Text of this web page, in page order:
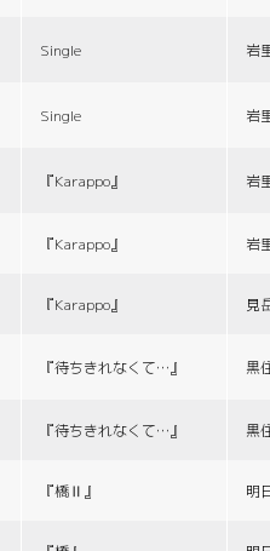
Single 岩
Single 岩
『Karappo』 岩
『Karappo』 岩
『Karappo』 見
『待ちきれなくて…』 黒
『待ちきれなくて…』 黒
『橋Ⅱ』 明